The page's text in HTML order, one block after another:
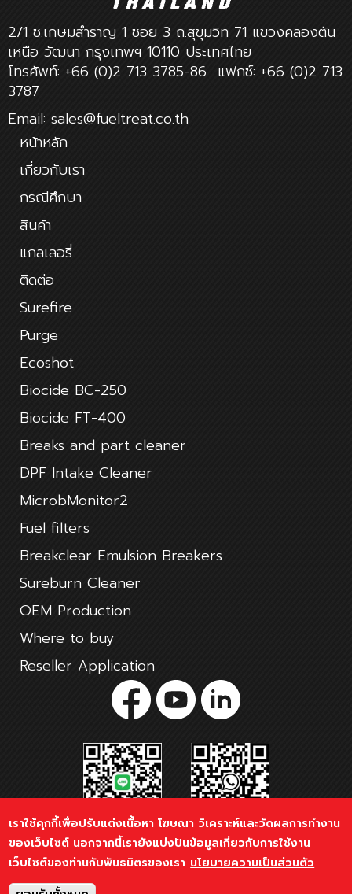
2/1 ซ.เกษมสำราญ 1 ซอย 3 ถ.สุขุมวิท 71 แขวงคลองตัน
เหนือ วัฒนา กรุงเทพฯ 10110 ประเทศไทย
โทรศัพท์: +66 (0)2 713 3785-86 แฟกซ์: +66 (0)2 713
3787
Email: sales@fueltreat.co.th
หน้าหลัก
เกี่ยวกับเรา
กรณีศึกษา
สินค้า
แกลเลอรี่
ติดต่อ
Surefire
Purge
Ecoshot
Biocide BC-250
Biocide FT-400
Breaks and part cleaner
DPF Intake Cleaner
MicrobMonitor2
Fuel filters
Breakclear Emulsion Breakers
Sureburn Cleaner
OEM Production
Where to buy
Reseller Application
เราใช้คุกกี้เพื่อปรับแต่งเนื้อหา โฆษณา วิเคราะห์และวัดผลการทำงาน
ของเว็บไซต์ นอกจากนี้เรายังแบ่งปันข้อมูลเกี่ยวกับการใช้งาน
เว็บไซต์ของท่านกับพันธมิตรของเรา นโยบายความเป็นส่วนตัว